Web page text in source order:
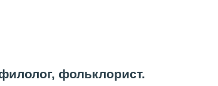
фольклорист.